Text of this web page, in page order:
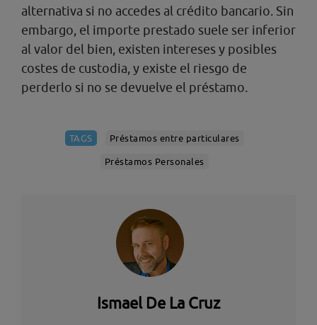
alternativa si no accedes al crédito bancario. Sin
embargo, el importe prestado suele ser inferior
al valor del bien, existen intereses y posibles
costes de custodia, y existe el riesgo de
perderlo si no se devuelve el préstamo.
TAGS Préstamos entre particulares
Préstamos Personales
Ismael De La Cruz